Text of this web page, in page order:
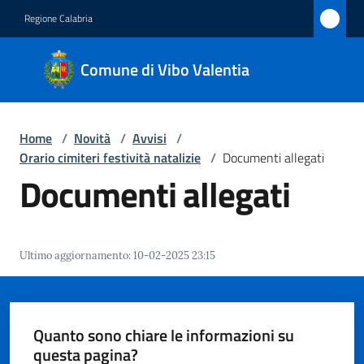
Regione Calabria
Comune di Vibo Valentia
Comune
di Vibo
Valentia
Servizi
Vivere
Vibo
Valentia
Home / Novità / Avvisi /
Orario cimiteri festività natalizie / Documenti allegati
Documenti allegati
Ultimo aggiornamento:10-02-2025 23:15
Quanto sono chiare le informazioni su
questa pagina?